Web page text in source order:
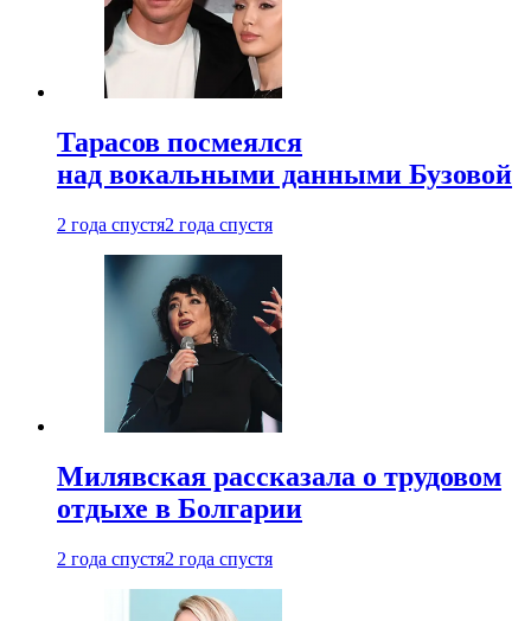
Тарасов посмеялся
над вокальными данными Бузовой
2 года спустя2 года спустя
Милявская рассказала о трудовом
отдыхе в Болгарии
2 года спустя2 года спустя